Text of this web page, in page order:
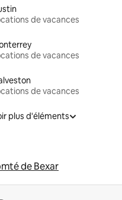
de vacances
de vacances
de vacances
plus d'éléments
de Bexar